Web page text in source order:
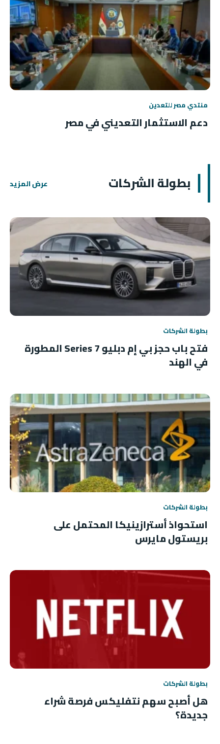
منتدي مصر للتعدين
دعم الاستثمار التعديني في مصر
بطولة الشركات عرض المزيد
بطولة الشركات
فتح باب حجز بي إم دبليو 7 Series المطورة
في الهند
بطولة الشركات
استحواذ أسترازينيكا المحتمل على
بريستول مايرس
بطولة الشركات
هل أصبح سهم نتفليكس فرصة شراء
جديدة؟